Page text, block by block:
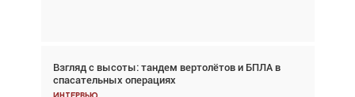
Взгляд с высоты: тандем вертолётов и БПЛА в
спасательных операциях
Частный самолёт – это актив. Подходите к
покупке соответствующим образом